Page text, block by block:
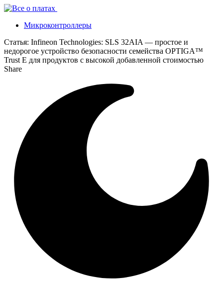
Микроконтроллеры
Статья: Infineon Technologies: SLS 32AIA — простое и
недорогое устройство безопасности семейства OPTIGA™
Trust E для продуктов с высокой добавленной стоимостью
Share